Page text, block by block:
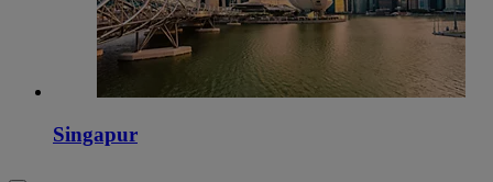
Singapur